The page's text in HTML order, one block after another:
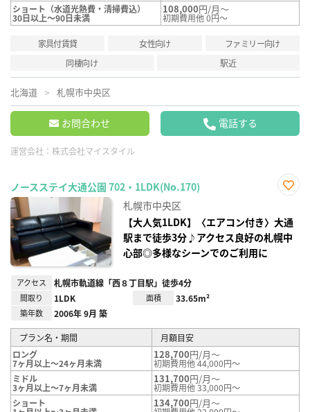
ショート（水道光熱費・清掃費込）
30日以上～90日未満
108,000円/月～
初期費用他 0円～
家具付賃貸 女性向け
ファミリー向け
同棲向け
駅近
北海道 札幌市中央区
お問合わせ 電話する
運営会社： 株式会社マイスタイル
ノースステイ大通公園 702・1LDK(No.170)
り登
録
札幌市中央区
【大人気1LDK】〈エアコン付き〉大通
駅まで徒歩3分♪アクセス良好の札幌中
心部◎多様なシーンでのご利用に
アクセス 札幌市軌道線「西８丁目駅」徒歩4分
間取り 1LDK 面積 33.65m²
築年数 2006年 9月 築
プラン名・期間
月額目安
ロング
7ヶ月以上～24ヶ月未満
128,700円/月～
初期費用他 44,000円～
ミドル
3ヶ月以上～7ヶ月未満
131,700円/月～
初期費用他 33,000円～
ショート
134,700円/月～